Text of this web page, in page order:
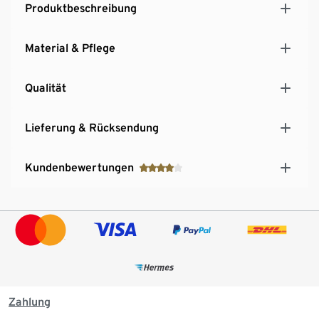
Produktbeschreibung
Material & Pflege
Qualität
Lieferung & Rücksendung
Kundenbewertungen
Zahlung